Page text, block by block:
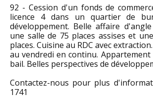
92 - Cession d'un fonds de
licence 4 dans un quartier de
développement. Belle affaire
une salle de 75 places assises et
places. Cuisine au RDC avec
au vendredi en continu. Appartement
bail. Belles perspectives de
Contactez-nous pour plus
1741